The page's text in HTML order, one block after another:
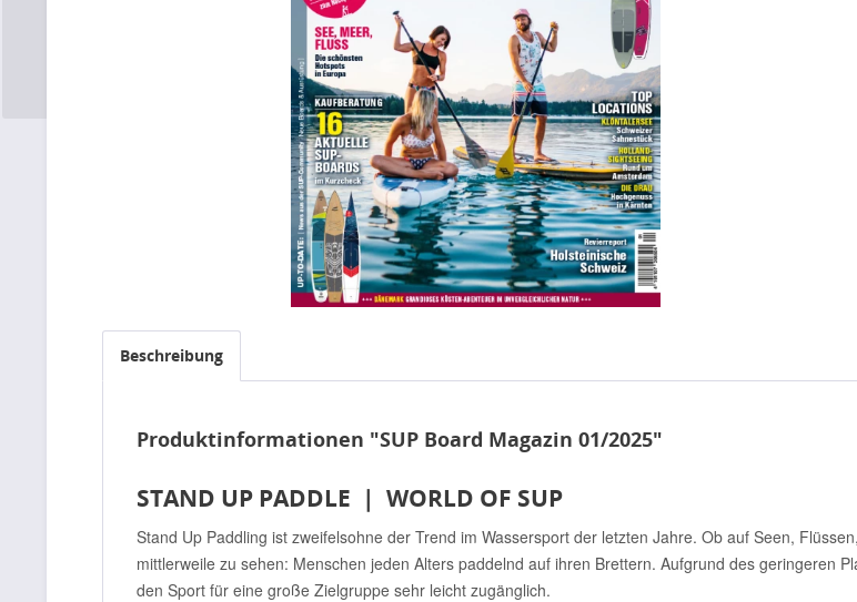
Beschreibung
Produktinformationen "SUP Board Magazin 01/2025"
STAND UP PADDLE | WORLD OF SUP
Stand Up Paddling ist zweifelsohne der Trend im Wassersport der letzten Jahre. Ob auf Seen,
mittlerweile zu sehen: Menschen jeden Alters paddelnd auf ihren Brettern. Aufgrund des geringeren
den Sport für eine große Zielgruppe sehr leicht zugänglich.